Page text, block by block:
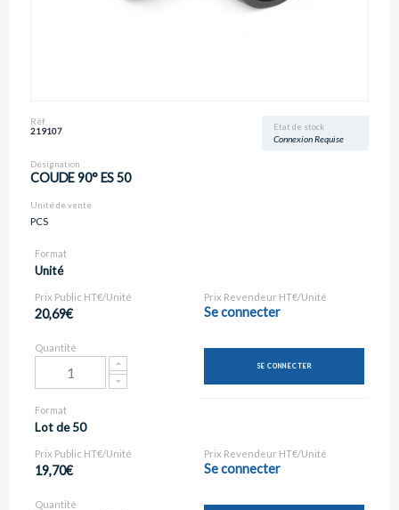
Etat de stock
Connexion Requise
Réf
219107
Désignation
COUDE 90° ES 50
Unité de vente
PCS
Format
Unité
Prix Public HT€/Unité
20,69€
Prix Revendeur HT€/Unité
Se connecter
Quantité
SE CONNECTER
Format
Lot de 50
Prix Public HT€/Unité
19,70€
Prix Revendeur HT€/Unité
Se connecter
Quantité